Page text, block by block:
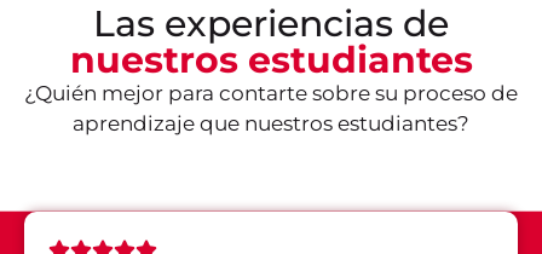
Las experiencias de
nuestros estudiantes
¿Quién mejor para contarte sobre su proceso de
aprendizaje que nuestros estudiantes?